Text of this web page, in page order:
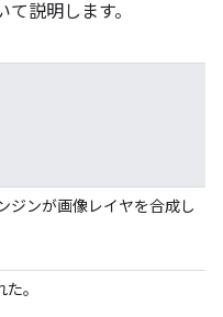
説明します。
ジンが画像レイヤを合成し
。